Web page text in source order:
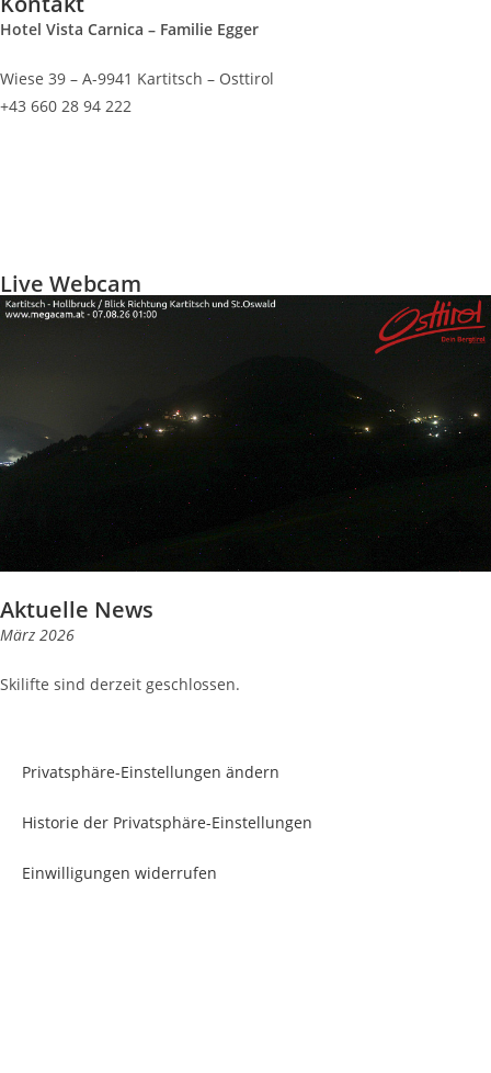
Hotel Vista Carnica – Familie Egger
Wiese 39 – A-9941 Kartitsch – Osttirol
+43 660 28 94 222
Live Webcam
Aktuelle News
März 2026
Skilifte sind derzeit geschlossen.
Privatsphäre-Einstellungen ändern
Historie der Privatsphäre-Einstellungen
Einwilligungen widerrufen